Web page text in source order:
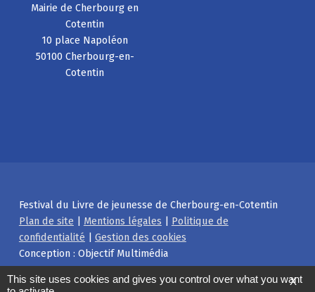
Mairie de Cherbourg en
Cotentin
10 place Napoléon
50100 Cherbourg-en-
Cotentin
Festival du Livre de jeunesse de Cherbourg-en-Cotentin
Plan de site | Mentions légales | Politique de
confidentialité | Gestion des cookies
Conception : Objectif Multimédia
Facebook
Instagram
Back to top ↑ X
This site uses cookies and gives you control over what you want